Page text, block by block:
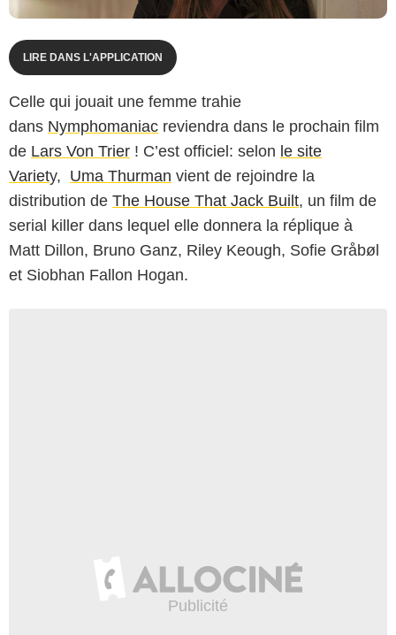
LIRE DANS L'APPLICATION
Celle qui jouait une femme trahie
dans Nymphomaniac reviendra dans le prochain film
de Lars Von Trier ! C’est officiel: selon le site
Variety, Uma Thurman vient de rejoindre la
distribution de The House That Jack Built, un film de
serial killer dans lequel elle donnera la réplique à
Matt Dillon, Bruno Ganz, Riley Keough, Sofie Gråbøl
et Siobhan Fallon Hogan.